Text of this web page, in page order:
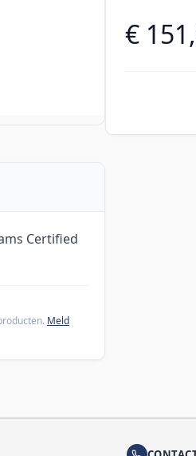
€
Certified
Meld